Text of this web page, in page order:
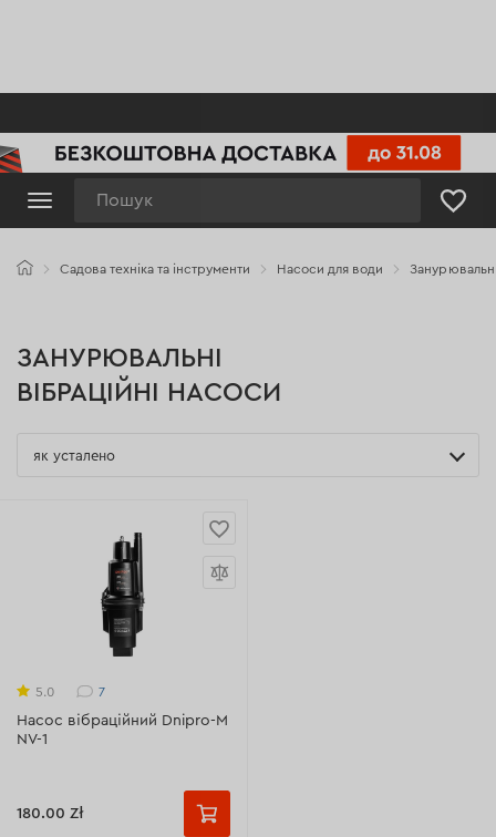
Садова техніка та інструменти Насоси для води
ЗАНУРЮВАЛЬНІ
ВІБРАЦІЙНІ НАСОСИ
як усталено
5.0 7
Насос вібраційний Dnipro-M
NV-1
180.00 Zł